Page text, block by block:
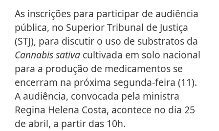
​As inscrições para participar de audiência
pública, no Superior Tribunal de Justiça
(STJ), para discutir o uso de substratos da
Cannabis sativa cultivada em solo nacional
para a produção de medicamentos se
encerram na próxima segunda-feira (11).
A audiência, convocada pela ministra
Regina Helena Costa, acontece no dia 25
de abril, a partir das 10h.